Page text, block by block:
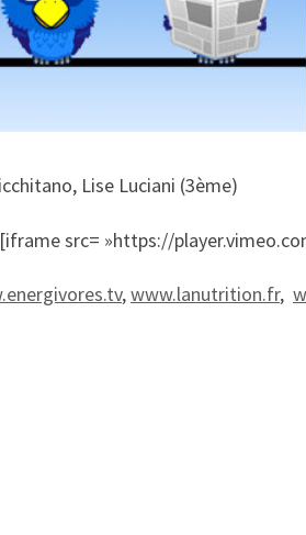
Lise Luciani (3ème)
[iframe src= »https://
,www.lanutrition.fr,